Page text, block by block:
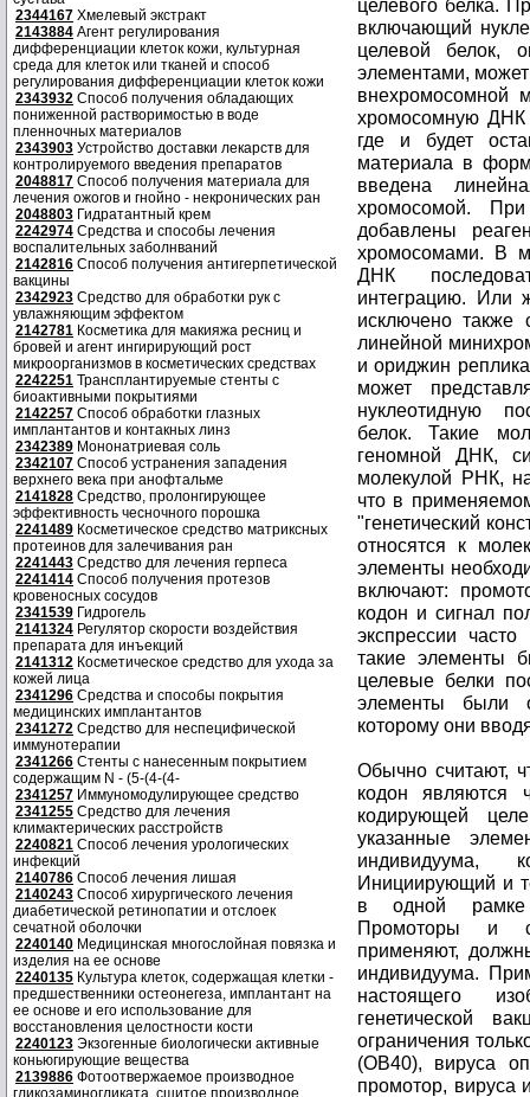
2344167 Хмелевый экстракт
2143884 Агент регулирования
дифференциации клеток кожи, культурная
среда для клеток или тканей и способ
регулирования дифференциации клеток кожи
2343932 Способ получения обладающих
пониженной растворимостью в воде
пленночных материалов
2343903 Устройство доставки лекарств для
контролируемого введения препаратов
2048817 Способ получения материала для
лечения ожогов и гнойно - некронических ран
2048803 Гидратантный крем
2242974 Средства и способы лечения
воспалительных заболнваний
2142816 Способ получения антигерпетической
вакцины
2342923 Средство для обработки рук с
увлажняющим эффектом
2142781 Косметика для макияжа ресниц и
бровей и агент ингирирующий рост
микроорганизмов в косметических средствах
2242251 Трансплантируемые стенты с
биоактивными покрытиями
2142257 Способ обработки глазных
имплантантов и контакных линз
2342389 Мононатриевая соль
2342107 Способ устранения западения
верхнего века при анофтальме
2141828 Средство, пролонгирующее
эффективность чесночного порошка
2241489 Косметическое средство матриксных
протеинов для залечивания ран
2241443 Средство для лечения герпеса
2241414 Способ получения протезов
кровеносных сосудов
2341539 Гидрогель
2141324 Регулятор скорости воздействия
препарата для инъекций
2141312 Косметическое средство для ухода за
кожей лица
2341296 Средства и способы покрытия
медицинских имплантантов
2341272 Средство для неспецифической
иммунотерапии
2341266 Стенты с нанесенным покрытием
содержащим N - (5-(4-(4-
2341257 Иммуномодулирующее средство
2341255 Средство для лечения
климактерических расстройств
2240821 Способ лечения урологических
инфекций
2140786 Способ лечения лишая
2140243 Способ хирургического лечения
диабетической ретинопатии и отслоек
сечатной оболочки
2240140 Медицинская многослойная повязка и
изделия на ее основе
2240135 Культура клеток, содержащая клетки -
предшественники остеонегеза, имплантант на
ее основе и его использование для
восстановления целостности кости
2240123 Экзогенные биологически активные
коньюгирующие вещества
2139886 Фотоотвержаемое производное
гликозаминогликата, сшитое производное
Обычно считают, что инициирующий кодон и терминирующий кодон являются частью нуклеотидной последовательности, кодирующей целевой белок. Однако необходимо, чтобы указанные элементы были функциональны в организме индивидуума, которому вводят генный конструкт. Инициирующий и терминирующий кодоны должны находиться в одной рамке с кодирующей последовательностью. Промоторы и сигналы полиаденилирования, которые применяют, должны быть функциональны в пределах клетки индивидуума. Примеры промоторов, применимых в практике настоящего изобретения, особенно при получении генетической вакцины для человека, включают (но без ограничения только ими) промоторы из обезьяньего вируса 40 (ОВ40), вируса опухоли молочной железы мыши (ВОМЖМ) промотор, вируса иммунодефицита человека (ВИЧ), например ВИЧ длинного концевого повтора (ДКП) промотор, вирус Молони, ALV, цитомегаловируса (ЦМВ), например ЦМВ непосредственно ранний промотор, вируса Эпштейна-Барра (ВЭБ), вируса саркомы Рауса (ВСР), а также промоторы из генов человека, например актина человека, миозина человека, гемоглобина человека, мышечного креатина человека и металлотионеина. Примеры сигналов полиаденилирования, применимых в практике настоящего изобретения, особенно при получении генной вакцины для человека, включают (во без ограничения только ими) ОВ40 сигналы полиаденилировавия и ДКП сигналы полиаденилирования. В частности, применяют ОВ40 сигнал полиаденилирования, являющийся рСЕР4 плазмидой (Инвитроген, Сан Диего, КА), называемый ОВ40 сигналом полиаденилирования. Помимо регуляторных элементов, необходимых для экспрессии ДНК, в молекулу ДНК могут быть также включены и другие элементы. Также дополнительные элементы включают усилители. Усилитель может быть выбран из группы, включающей (но без ограничения только ими) актин человека, миозин человека, гемоглобин человека, мышечный креатин человека и вирусные усилители, например усилители из ЦМВ, ВСР и ВЭБ. Генетические конструкты могут быть обеспечены ориджином репликации млекопитающего, цель которого удержание конструкта вне хромосомы и получение множества копий конструкта в клетке. Плазмиды рСЕР4 и pREP4 фирмы Инвитроген (Сан Диего, КА) содержат ориджин репликации вируса Эпштейна-Барра и область кодирования ядерного антигена EBNA-1, что обеспечивает высокопийную эписомальную репликацию без интеграции. В некоторых рекомендуемых воплощениях изобретения применяемый вектор выбирают из векторов, описанных в Примере 46. В тех аспектах изобретения, которые относятся к генной терапии, рекомендуются конструкты с ориджином репликации, включающим необходимый для активации антиген. В некоторых рекомендуемых воплощениях изобретения, относящихся к вакцинации, генетический конструкт содержит нуклеотидные последовательности, кодирующие целевой белок, и, кроме того, включает гены для белков, усиливающих иммунную реакцию против таких целевых